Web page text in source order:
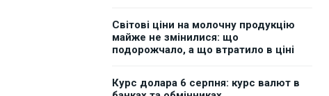
Світові ціни на молочну продукцію
майже не змінилися: що
подорожчало, а що втратило в ціні
Курс долара 6 серпня: курс валют в